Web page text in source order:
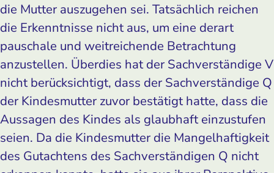
die Mutter auszugehen sei. Tatsächlich reichen
die Erkenntnisse nicht aus, um eine derart
pauschale und weitreichende Betrachtung
anzustellen. Überdies hat der Sachverständige V
nicht berücksichtigt, dass der Sachverständige Q
der Kindesmutter zuvor bestätigt hatte, dass die
Aussagen des Kindes als glaubhaft einzustufen
seien. Da die Kindesmutter die Mangelhaftigkeit
des Gutachtens des Sachverständigen Q nicht